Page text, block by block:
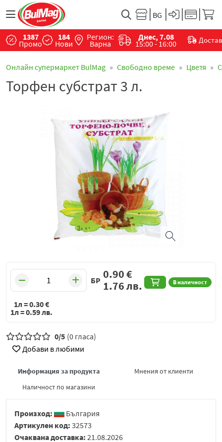
1387
Промо
184
Нови
Регион:
Варна
Днес, 7.08
15:00 - 16:00
Онлайн супермаркет BulMag Свободно време Цветя
Торфен субстрат 3 л.
БР В наличност
0.90€
1.76лв.
1л =0.30€
1л =0.59лв.
0/5 (0 гласа)
Добави в любими
Информация за продукта
Мнения от клиенти
Наличност по магазини
Произход:
България
Артикулен код: 32573
Очаквана доставка: 21.08.2026